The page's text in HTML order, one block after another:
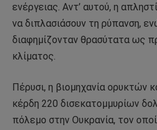
ενέργειας. Αντ’ αυτού, η
να διπλασιάσουν τη ρύπανση,
διαφημίζονταν θρασύτατα ως
κλίματος.
Πέρυσι, η βιομηχανία ορυκτών
κέρδη 220 δισεκατομμυρίων
πόλεμο στην Ουκρανία, τον